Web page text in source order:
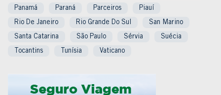
Panamá Paraná Parceiros Piauí
Rio De Janeiro Rio Grande Do Sul San Marino
Santa Catarina São Paulo Sérvia Suécia
Tocantins Tunísia Vaticano